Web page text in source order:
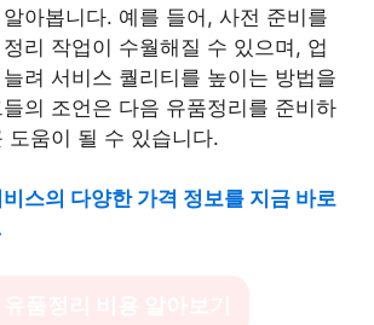
아봅니다. 예를 들어, 사전 준비를
리 작업이 수월해질 수 있으며, 업
려 서비스 퀄리티를 높이는 방법을
의 조언은 다음 유품정리를 준비하
도움이 될 수 있습니다.
스의 다양한 가격 정보를 지금 바로